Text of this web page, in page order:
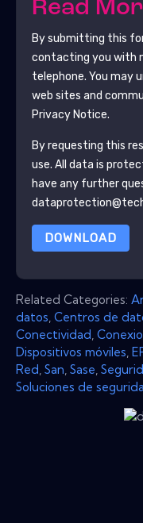
Read
By submitting this
contacting you with
telephone. You may
web sites and
Privacy Notice.
By requesting this
use. All data is
have any further
DOWNLOAD
Related Categories:
datos Centros de
Conectividad
Dispositivos móviles
Red San Sase
Soluciones de